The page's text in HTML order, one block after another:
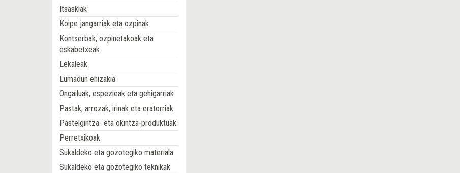
Itsaskiak
Koipe jangarriak eta ozpinak
Kontserbak, ozpinetakoak eta
eskabetxeak
Lekaleak
Lumadun ehizakia
Ongailuak, espezieak eta gehigarriak
Pastak, arrozak, irinak eta eratorriak
Pastelgintza- eta okintza-produktuak
Perretxikoak
Sukaldeko eta gozotegiko materiala
Sukaldeko eta gozotegiko teknikak